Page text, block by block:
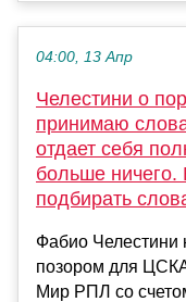
04:00, 13 Апр
Челестини о
принимаю
отдает себя
больше
подбирать
Фабио Челестини
позором для
Мир РПЛ со